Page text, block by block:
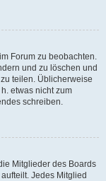
Forum zu beobachten.
und zu löschen und
teilen. Üblicherweise
etwas nicht zum
schreiben.
Mitglieder des Boards
Jedes Mitglied